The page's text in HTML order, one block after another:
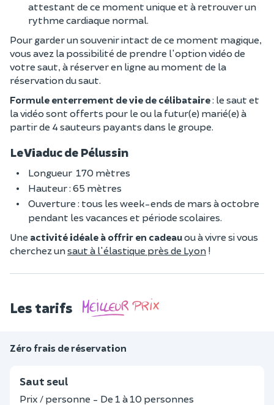
attestant de ce moment unique et à retrouver un
rythme cardiaque normal.
Pour garder un souvenir intact de ce moment magique,
vous avez la possibilité de prendre l'option vidéo de
votre saut, à réserver en ligne au moment de la
réservation du saut.
Formule enterrement de vie de célibataire: le saut et
la vidéo sont offerts pour le ou la futur(e) marié(e) à
partir de 4 sauteurs payants dans le groupe.
Le Viaduc de Pélussin
Longueur 170 mètres
Hauteur : 65 mètres
Ouverture : tous les week-ends de mars à octobre
pendant les vacances et période scolaires.
Une activité idéale à offrir en cadeauou à vivre si vous
cherchez unsaut à l'élastique près de Lyon !
Les tarifs
Zéro frais de réservation
Saut seul
Prix / personne - De 1 à 10 personnes